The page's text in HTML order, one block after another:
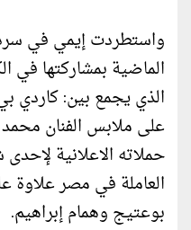
واستطردت إيمي في سرد
الماضية بمشاركتها في
الذي يجمع بين: كاردي
على ملابس الفنان
حملاته الاعلانية لإحدى
العاملة في مصر علاوة
بوعتيج وهمام إبراهيم.